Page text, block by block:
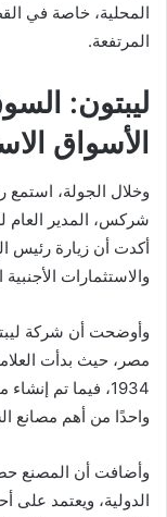
المحلية، خاصة في
المرتفعة.
ليبتون:
الأسواق
وخلال الجولة،
شركس، المدير العام
أكدت أن زيارة رئيس
والاستثمارات
وأوضحت أن شركة
مصر، حيث بدأت
واحدًا من أهم مصانع
وأضافت أن المصنع
الدولية، ويعتمد على